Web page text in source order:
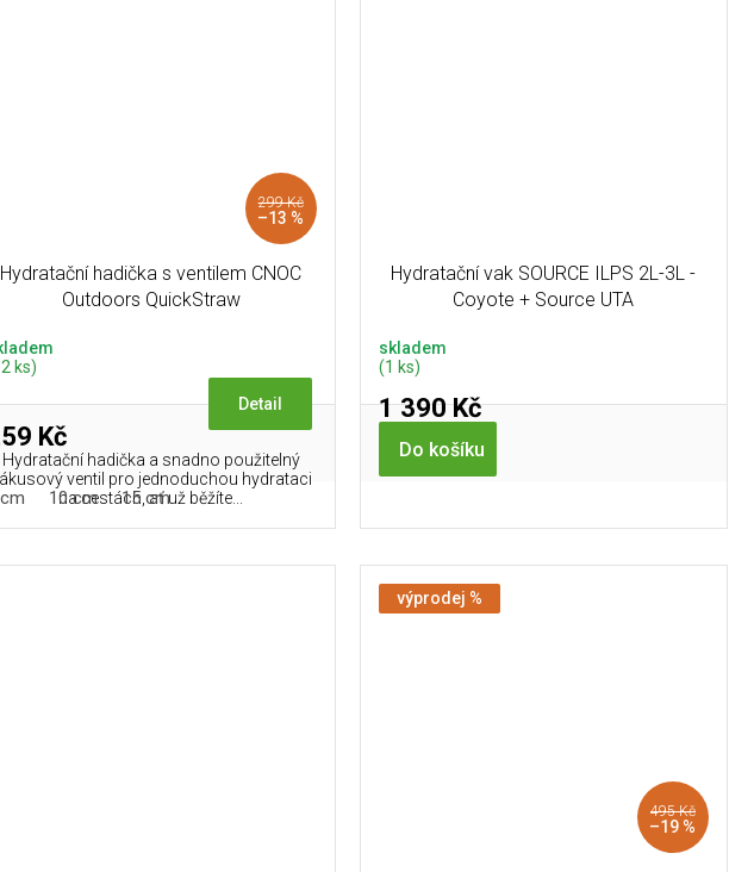
299 Kč
–13 %
Hydratační hadička s ventilem CNOC
Outdoors QuickStraw
ks)
Kč
Detail
Hydratační hadička a snadno použitelný
ventil pro jednoduchou hydrataci
na cestách, ať už běžíte...
10 cm 15 cm
Hydratační vak SOURCE ILPS 2L-3L -
Coyote + Source UTA
skladem
(1 ks)
1 390 Kč
Do košíku
výprodej %
495 Kč
–19 %